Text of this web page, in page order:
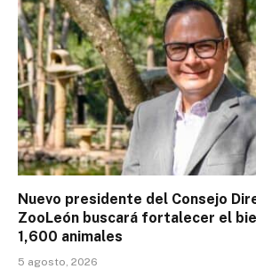
Nuevo presidente del Consejo
ZooLeón buscará fortalecer el
1,600 animales
5 agosto, 2026